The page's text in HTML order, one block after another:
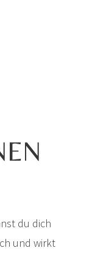
du dich
und wirkt